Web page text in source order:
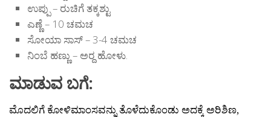
ಉಪ್ಪು – ರುಚಿಗೆ ತಕ್ಕಶ್ಟು
ಎಣ್ಣೆ – 10 ಚಮಚ
ಸೋಯಾ ಸಾಸ್ – 3-4 ಚಮಚ
ನಿಂಬೆ ಹಣ್ಣು – ಅರ್‍ದ ಹೋಳು.
ಮಾಡುವ ಬಗೆ:
ಮೊದಲಿಗೆ ಕೋಳಿಮಾಂಸವನ್ನು ತೊಳೆದುಕೊಂಡು ಅದಕ್ಕೆ ಅರಿಶಿಣ,